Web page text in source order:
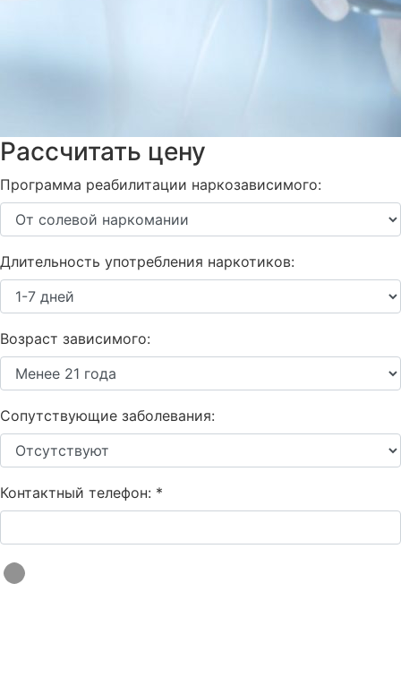
Рассчитать цену
Программа реабилитации наркозависимого:
Длительность употребления наркотиков:
Возраст зависимого:
Сопутствующие заболевания:
Контактный телефон: *